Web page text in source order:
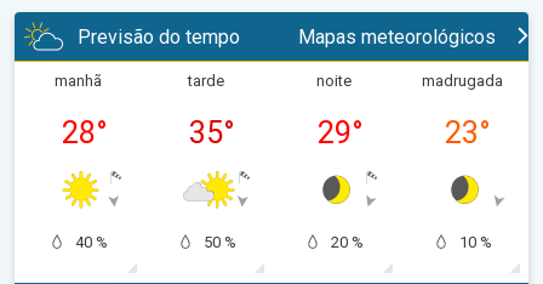
Previsão do tempo Mapas meteorológicos
manhã
28°
40 %
tarde
35°
50 %
noite
29°
20 %
madrugada
23°
10 %